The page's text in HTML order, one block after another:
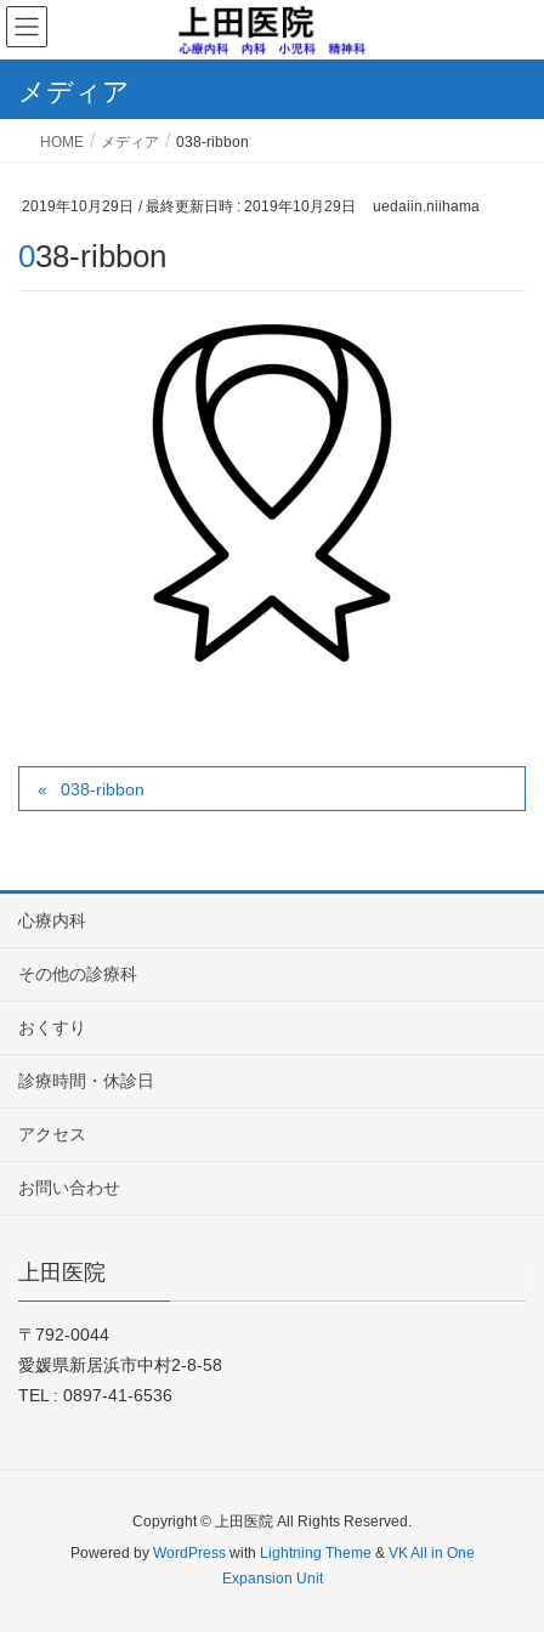
メディア
HOME メディア 038-ribbon
2019年10月29日 / 最終更新日時 : 2019年10月29日 uedaiin.niihama
038-ribbon
038-ribbon
心療内科
その他の診療科
おくすり
診療時間・休診日
アクセス
お問い合わせ
上田医院
〒792-0044
愛媛県新居浜市中村2-8-58
TEL : 0897-41-6536
Copyright © 上田医院 All Rights Reserved.
Powered by WordPresswith Lightning Theme & VK All in One
Expansion Unit